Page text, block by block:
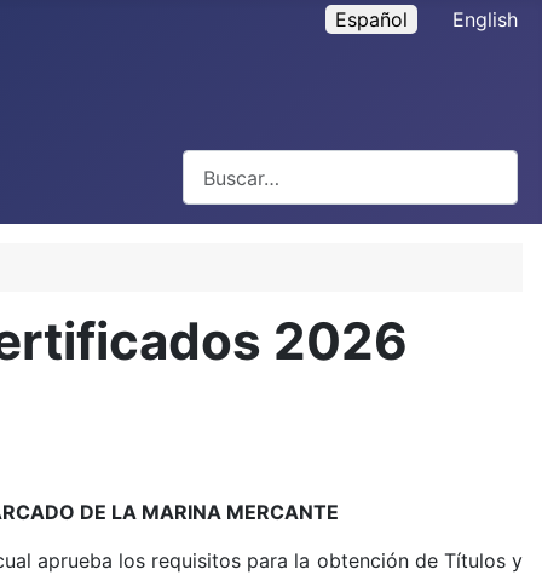
Español English
2026
DE LA MARINA MERCANTE
aprueba los requisitos para la obtención de Títulos y